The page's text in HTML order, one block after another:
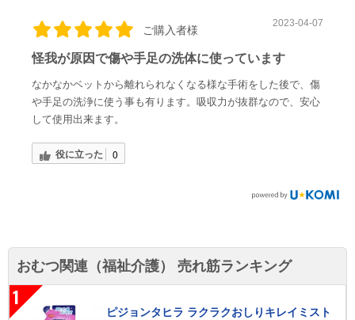
ご購入者様
2023-04-07
怪我が原因で傷や手足の洗体に使っています
なかなかベットから離れられなくなる様な手術をした後で、傷
や手足の洗浄に使う事も有ります。吸収力が抜群なので、安心
して使用出来ます。
役に立った 0
おむつ関連（福祉介護） 売れ筋ランキング
1
ピジョンタヒラ ラクラクおしりキレイミスト